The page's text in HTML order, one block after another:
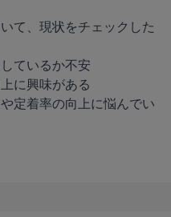
て、現状をチェックした
ているか不安
に興味がある
定着率の向上に悩んでい